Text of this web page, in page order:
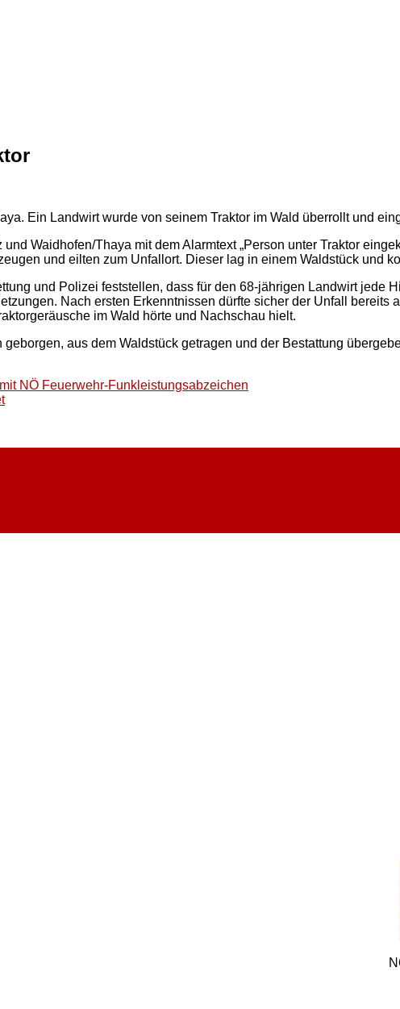
Ein Landwirt wurde von seinem Traktor im Wald überrollt und
Waidhofen/Thaya mit dem Alarmtext „Person unter Traktor
und eilten zum Unfallort. Dieser lag in einem Waldstück und
und Polizei feststellen, dass für den 68-jährigen Landwirt jede
Nach ersten Erkenntnissen dürfte sicher der Unfall bereits
im Wald hörte und Nachschau hielt.
aus dem Waldstück getragen und der Bestattung
NÖ Feuerwehr-Funkleistungsabzeichen